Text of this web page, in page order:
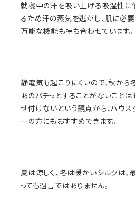
就寝中の汗を吸い上げる吸湿性に
るため汗の蒸気を逃がし、肌に必
万能な機能も持ち合わせています。
静電気も起こりにくいので、秋か
あのバチっとすることがないことは
せ付けないという観点から、ハウ
ーの方にもおすすめできます。
夏は涼しく、冬は暖かいシルクは
っても過言ではありません。